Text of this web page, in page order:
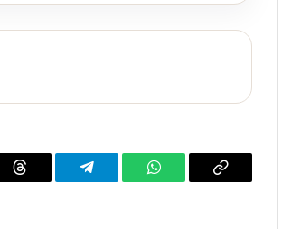
Threads Telegram WhatsAppCopy